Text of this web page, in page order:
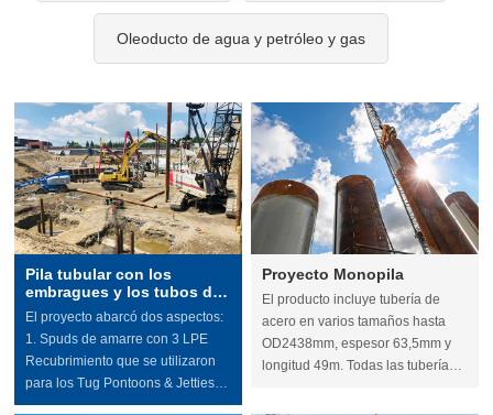
Oleoducto de agua y petróleo y gas
Pila tubular con los
embragues y los tubos del
amarre
El proyecto abarcó dos aspectos:
1. Spuds de amarre con 3 LPE
Recubrimiento que se utilizaron
para los Tug Pontoons & Jetties.
2. Pilas tubulares para el
Proyecto Monopila
El producto incluye tubería de
acero en varios tamaños hasta
OD2438mm, espesor 63,5mm y
longitud 49m. Todas las tuberías